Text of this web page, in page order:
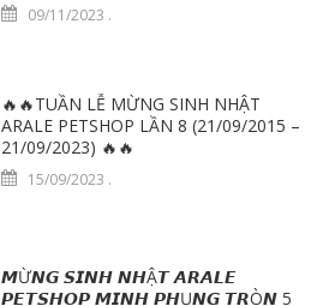
09/11/2023 .
🔥🔥TUẦN LỄ MỪNG SINH NHẬT
ARALE PETSHOP LẦN 8 (21/09/2015 –
21/09/2023) 🔥🔥
15/09/2023 .
𝙈Ừ𝙉𝙂 𝙎𝙄𝙉𝙃 𝙉𝙃Ậ𝙏 𝘼𝙍𝘼𝙇𝙀
𝙋𝙀𝙏𝙎𝙃𝙊𝙋 𝙈𝙄𝙉𝙃 𝙋𝙃Ụ𝙉𝙂 𝙏𝙍Ò𝙉 5